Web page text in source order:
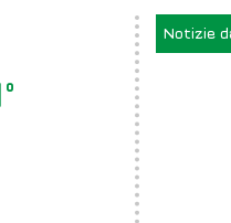
Notizie